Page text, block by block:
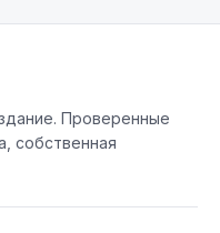
Проверенные
собственная